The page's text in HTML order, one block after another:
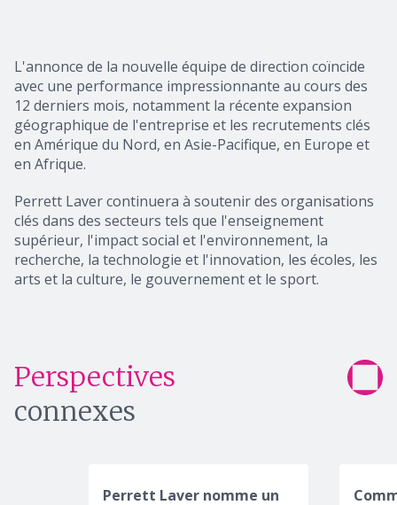
L'annonce de la nouvelle équipe de direction coïncide
avec une performance impressionnante au cours des
12 derniers mois, notamment la récente expansion
géographique de l'entreprise et les recrutements clés
en Amérique du Nord, en Asie-Pacifique, en Europe et
en Afrique.
Perrett Laver continuera à soutenir des organisations
clés dans des secteurs tels que l'enseignement
supérieur, l'impact social et l'environnement, la
recherche, la technologie et l'innovation, les écoles, les
arts et la culture, le gouvernement et le sport.
Perspectives
connexes
Perrett Laver nomme un